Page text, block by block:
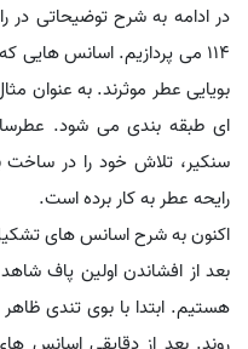
114 می پردازیم. اسانس هایی
بویایی عطر موثرند. به عنوان
ای طبقه بندی می شود. عطرساز
سنکیر، تلاش خود را در ساخت
رایحه عطر به کار برده است.
اکنون به شرح اسانس های
بعد از افشاندن اولین پاف